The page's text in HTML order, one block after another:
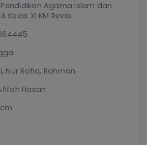
Agama Islam dan
Kelas XI KM Revisi
Nur Rofiq, Rohman
Hasan